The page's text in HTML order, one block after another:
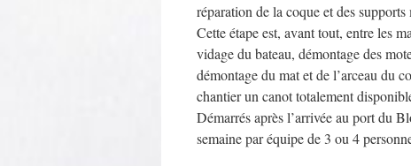
réparation de la coque et des supports
Cette étape est, avant tout, entre les
vidage du bateau, démontage des
démontage du mat et de l’arceau du
chantier un canot totalement
Démarrés après l’arrivée au port du
semaine par équipe de 3 ou 4